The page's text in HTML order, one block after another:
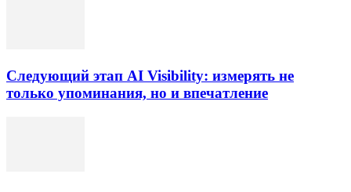
Следующий этап AI Visibility: измерять не
только упоминания, но и впечатление